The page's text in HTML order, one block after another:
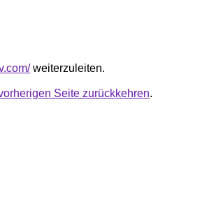
weiterzuleiten.
Seite zurückkehren.